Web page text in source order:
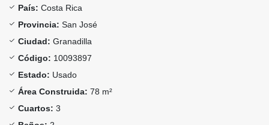
País: Costa Rica
Provincia: San José
Ciudad: Granadilla
Código: 10093897
Estado: Usado
Área Construida: 78 m²
Cuartos: 3